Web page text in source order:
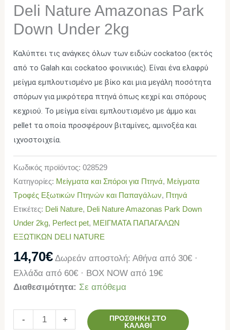
Deli Nature Amazonas Park
Down Under 2kg
Καλύπτει τις ανάγκες όλων των ειδών cockatoo (εκτός
από το Galah και cockatoo φοινικιάς). Είναι ένα ελαφρύ
μείγμα εμπλουτισμένο με βίκο και μια μεγάλη ποσότητα
σπόρων για μικρότερα πτηνά όπως κεχρί και σπόρους
κεχριού. Το μείγμα είναι εμπλουτισμένο με άμμο και
pellet τα οποία προσφέρουν βιταμίνες, αμινοξέα και
ιχνοστοιχεία.
Κωδικός προϊόντος:028529
Κατηγορίες: Μείγματα και Σπόροι για Πτηνά, Μείγματα
Τροφές Εξωτικών Πτηνών και Παπαγάλων, Πτηνά
Ετικέτες: Deli Nature, Deli Nature Amazonas Park Down
Under 2kg, Perfect pet, ΜΕΙΓΜΑΤΑ ΠΑΠΑΓΑΛΩΝ
ΕΞΩΤΙΚΩΝ DELI NATURE
14,70€ Δωρεάν αποστολή: Αθήνα από 30€ ·
Ελλάδα από 60€ · BOX NOW από 19€
Διαθεσιμότητα: Σε απόθεμα
- +
ΠΡΟΣΘΉΚΗ ΣΤΟ
ΚΑΛΆΘΙ